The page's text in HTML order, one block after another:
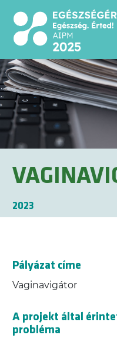
2023
Pályázat címe
Vaginavigátor
A projekt által
probléma